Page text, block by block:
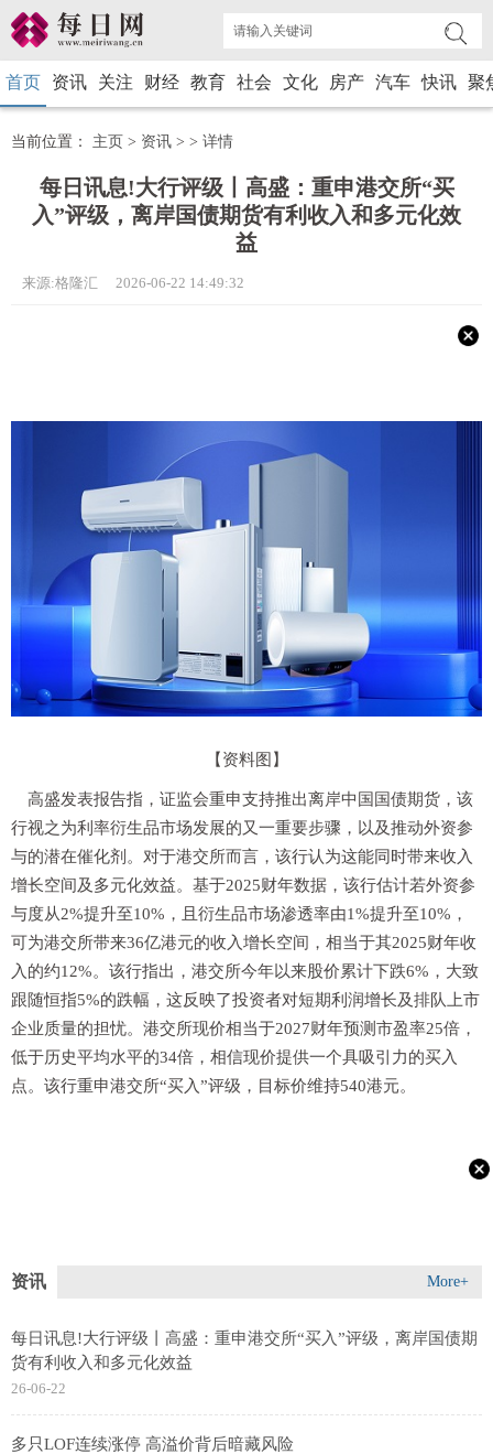
首页 资讯 关注 财经 教育 社会 文化 房产 汽车 快讯 聚
当前位置： 主页 > 资讯 > > 详情
每日讯息!大行评级丨高盛：重申港交所“买
入”评级，离岸国债期货有利收入和多元化效
益
来源:格隆汇 2026-06-22 14:49:32
【资料图】
高盛发表报告指，证监会重申支持推出离岸中国国债期货，该
行视之为利率衍生品市场发展的又一重要步骤，以及推动外资参
与的潜在催化剂。对于港交所而言，该行认为这能同时带来收入
增长空间及多元化效益。基于2025财年数据，该行估计若外资参
与度从2%提升至10%，且衍生品市场渗透率由1%提升至10%，
可为港交所带来36亿港元的收入增长空间，相当于其2025财年收
入的约12%。该行指出，港交所今年以来股价累计下跌6%，大致
跟随恒指5%的跌幅，这反映了投资者对短期利润增长及排队上市
企业质量的担忧。港交所现价相当于2027财年预测市盈率25倍，
低于历史平均水平的34倍，相信现价提供一个具吸引力的买入
点。该行重申港交所“买入”评级，目标价维持540港元。
资讯 More+
每日讯息!大行评级丨高盛：重申港交所“买入”评级，离岸国债期
货有利收入和多元化效益
26-06-22
多只LOF连续涨停 高溢价背后暗藏风险